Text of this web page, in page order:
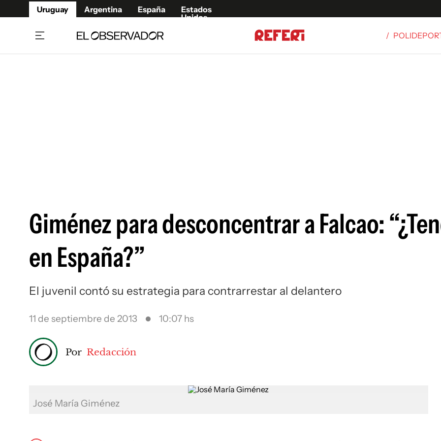
Uruguay Argentina España
Estados
Unidos
/
Giménez para desconcentrar a Falcao:
en España?”
El juvenil contó su estrategia para contrarrestar al delantero
11 de septiembre de 2013 10:07 hs
Por Redacción
José María Giménez